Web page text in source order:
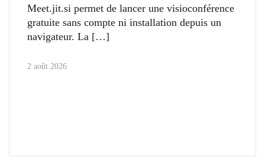
Meet.jit.si permet de lancer une visioconférence
gratuite sans compte ni installation depuis un
navigateur. La
2 août 2026